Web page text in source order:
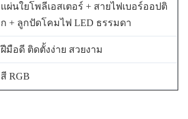
แผ่นใยโพลีเอสเตอร์ + สายไฟเบอร์ออปติ
ก + ลูกปัดโคมไฟ LED ธรรมดา
ฝีมือดี ติดตั้งง่าย สวยงาม
สี RGB